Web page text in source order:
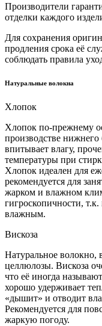
Производители
отделки каждого
Для сохранения
продления срока её
соблюдать правила
Натуральные волокна
Хлопок
Хлопок по-прежнему
производстве
впитывает влагу,
температуры при
Хлопок идеален для
рекомендуется для
жарком и влажном
гигроскопичности, т.к.
влажным.
Вискоза
Натуральное волокно,
целлюлозы. Вискоза
что её иногда
хорошо удерживает
«дышит» и отводит
Рекомендуется для
жаркую погоду.